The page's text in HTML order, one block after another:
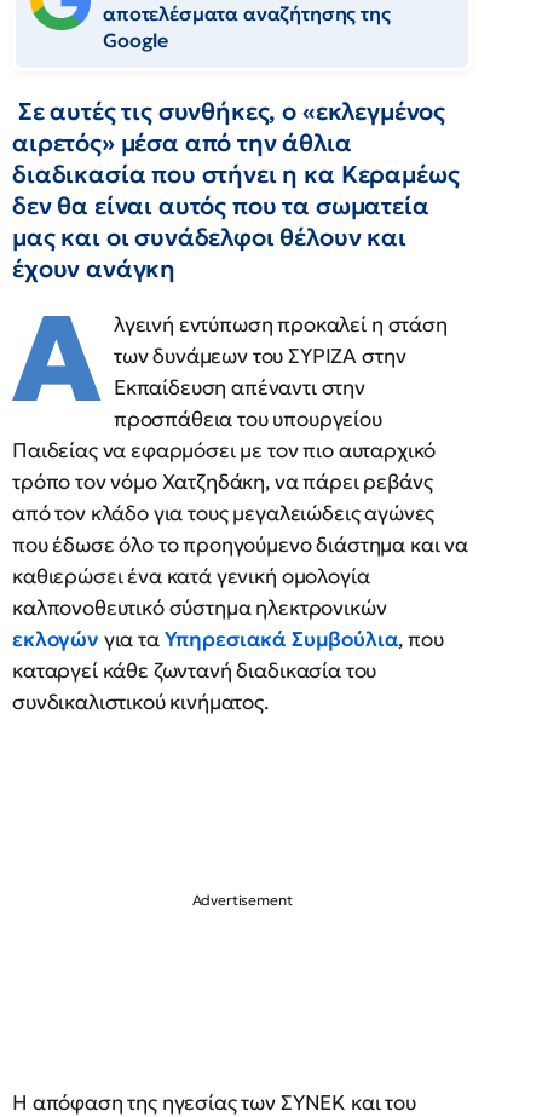
αποτελέσματα αναζήτησης της
Google
Σε αυτές τις συνθήκες, ο «εκλεγμένος
αιρετός» μέσα από την άθλια
διαδικασία που στήνει η κα Κεραμέως
δεν θα είναι αυτός που τα σωματεία
μας και οι συνάδελφοι θέλουν και
έχουν ανάγκη
Α λγεινή εντύπωση προκαλεί η στάση
των δυνάμεων του ΣΥΡΙΖΑ στην
Εκπαίδευση απέναντι στην
προσπάθεια του υπουργείου
Παιδείας να εφαρμόσει με τον πιο αυταρχικό
τρόπο τον νόμο Χατζηδάκη, να πάρει ρεβάνς
από τον κλάδο για τους μεγαλειώδεις αγώνες
που έδωσε όλο το προηγούμενο διάστημα και να
καθιερώσει ένα κατά γενική ομολογία
καλπονοθευτικό σύστημα ηλεκτρονικών
εκλογών για ταΥπηρεσιακά Συμβούλια, που
καταργεί κάθε ζωντανή διαδικασία του
συνδικαλιστικού κινήματος.
Η απόφαση της ηγεσίας των ΣΥΝΕΚ και του